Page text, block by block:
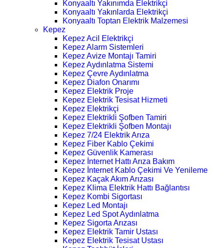
Konyaaltı Yakınımda Elektrikçi
Konyaaltı Yakınlarda Elektrikçi
Konyaaltı Toptan Elektrik Malzemesi
Kepez
Kepez Acil Elektrikçi
Kepez Alarm Sistemleri
Kepez Avize Montajı Tamiri
Kepez Aydınlatma Sistemi
Kepez Çevre Aydınlatma
Kepez Diafon Onarımı
Kepez Elektrik Proje
Kepez Elektrik Tesisat Hizmeti
Kepez Elektrikçi
Kepez Elektrikli Şofben Tamiri
Kepez Elektrikli Şofben Montajı
Kepez 7/24 Elektrik Arıza
Kepez Fiber Kablo Çekimi
Kepez Güvenlik Kamerası
Kepez İnternet Hattı Arıza Bakım
Kepez İnternet Kablo Çekimi Ve Yenileme
Kepez Kaçak Akım Arızası
Kepez Klima Elektrik Hattı Bağlantısı
Kepez Kombi Sigortası
Kepez Led Montajı
Kepez Led Spot Aydınlatma
Kepez Sigorta Arızası
Kepez Elektrik Tamir Ustası
Kepez Elektrik Tesisat Ustası